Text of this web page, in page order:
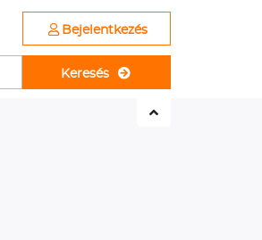
Bejelentkezés
Keresés